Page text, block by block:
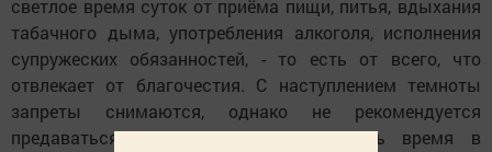
светлое время суток от приёма пищи, питья, вдыхания
табачного дыма, употребления алкоголя, исполнения
супружеских обязанностей, - то есть от всего, что
отвлекает от благочестия. С наступлением темноты
запреты снимаются, однако не рекомендуется
предаваться излишествам, а проводить время в